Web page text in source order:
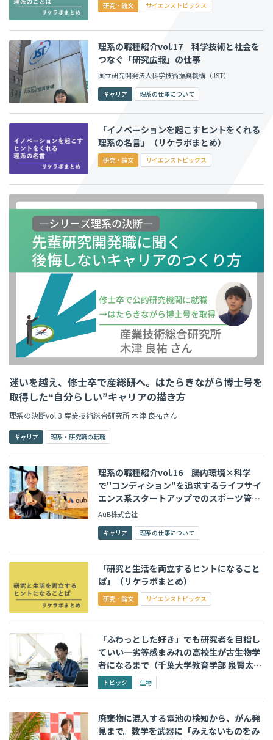
研究・論文 サイエンストピックス
理系の職種紹介vol.17 科学技術と社会を
つなぐ「研究広報」の仕事
国立研究開発法人科学技術振興機構（JST）
キャリア 理系の仕事について
「イノベーションを起こすヒントをくれる
理系の名言」（リケラボまとめ）
研究・論文 サイエンストピックス
迷いを越え、修士卒で産総研へ。はたらきながら博士号を
取得した“自分らしい”キャリアの描き方
理系の決断vol.3 産業技術総合研究所 木津 良祐さん
キャリア 理系・研究職の転職
理系の職種紹介vol.16 腸内環境×科学
で"コンディション"を追求するライフサイ
エンス系スタートアップでのスポーツ管理
栄養士の仕事
AuB株式会社
キャリア 理系の仕事について
「研究と生活を両立するヒントになること
ば」（リケラボまとめ）
研究・論文 サイエンストピックス
「ふわっとした好き」でも研究者を目指し
ていい―劣等感まみれの高校生が古生物学
者になるまで（千葉大学教育学部 泉賢太郎
准教授）
トピック 生物
廃棄物に混入する電池の検知から、がん発
見まで。数学を武器に「みえないものをみ